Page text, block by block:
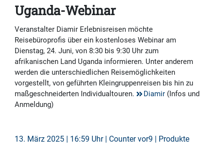
Uganda-Webinar
Veranstalter Diamir Erlebnisreisen möchte
Reisebüroprofis über ein kostenloses Webinar am
Dienstag, 24. Juni, von 8:30 bis 9:30 Uhr zum
afrikanischen Land Uganda informieren. Unter anderem
werden die unterschiedlichen Reisemöglichkeiten
vorgestellt, von geführten Kleingruppenreisen bis hin zu
maßgeschneiderten Individualtouren.
Diamir (Infos und
Anmeldung)
13. März 2025 | 16:59 Uhr | Counter vor9 | Produkte